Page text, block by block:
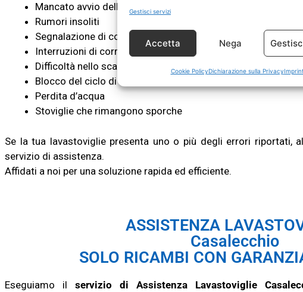
Gestisci servizi
Accetta Nega
Cookie PolicyDichiarazione sulla PrivacyImprint
Mancato avvio della lavastoviglie
Rumori insoliti
Segnalazione di co ici
Interruzioni di corrente
Difcoltà nello sca cqu
Blocco del ciclo di lavaggio
Perdita d’acqua
Stoviglie che rimangono sporche
Se la tua lavastoviglie presenta uno o più degli errori riportati,
servizio di assistenza.
Affidati a noi per una soluzione rapida ed efficiente.
ASSISTENZA
Casalecchio
SOLO RICAMBI CON
Eseguiamo il servizio di Assistenza Lavastoviglie